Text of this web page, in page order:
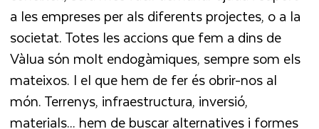
a les empreses per als diferents projectes, o a la
societat. Totes les accions que fem a dins de
Vàlua són molt endogàmiques, sempre som els
mateixos. I el que hem de fer és obrir-nos al
món. Terrenys, infraestructura, inversió,
materials... hem de buscar alternatives i formes